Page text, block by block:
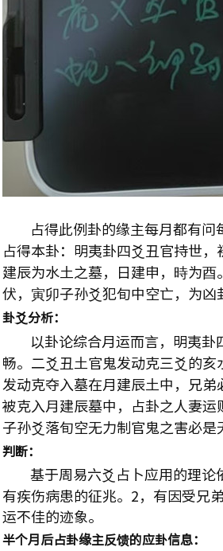
占得此例卦的缘主每月都有问
占得本卦：明夷卦四爻丑官持世
建辰为水土之墓，日建申，時为
伏，寅卯子孙爻犯旬中空亡，为凶
卦爻分析：
以卦论综合月运而言，明夷卦
畅。二爻丑土官鬼发动克三爻的
发动克夺入墓在月建辰土中，兄
被克入月建辰墓中，占卦之人妻
子孙爻落旬空无力制官鬼之害必是
判断：
基于周易六爻占卜应用的理论
有疾伤病患的征兆。 2，有因受兄
运不佳的迹象。
半个月后占卦缘主反馈的应卦信息：